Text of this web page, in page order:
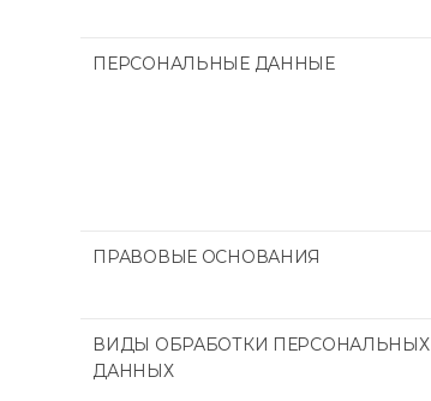
ПЕРСОНАЛЬНЫЕ ДАННЫЕ
ПРАВОВЫЕ ОСНОВАНИЯ
ВИДЫ ОБРАБОТКИ ПЕРСОНАЛЬНЫХ
ДАННЫХ